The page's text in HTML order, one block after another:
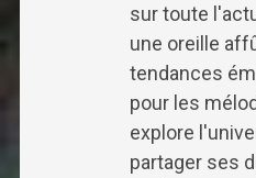
sur toute
une oreille
tendances
pour les
explore
partager ses